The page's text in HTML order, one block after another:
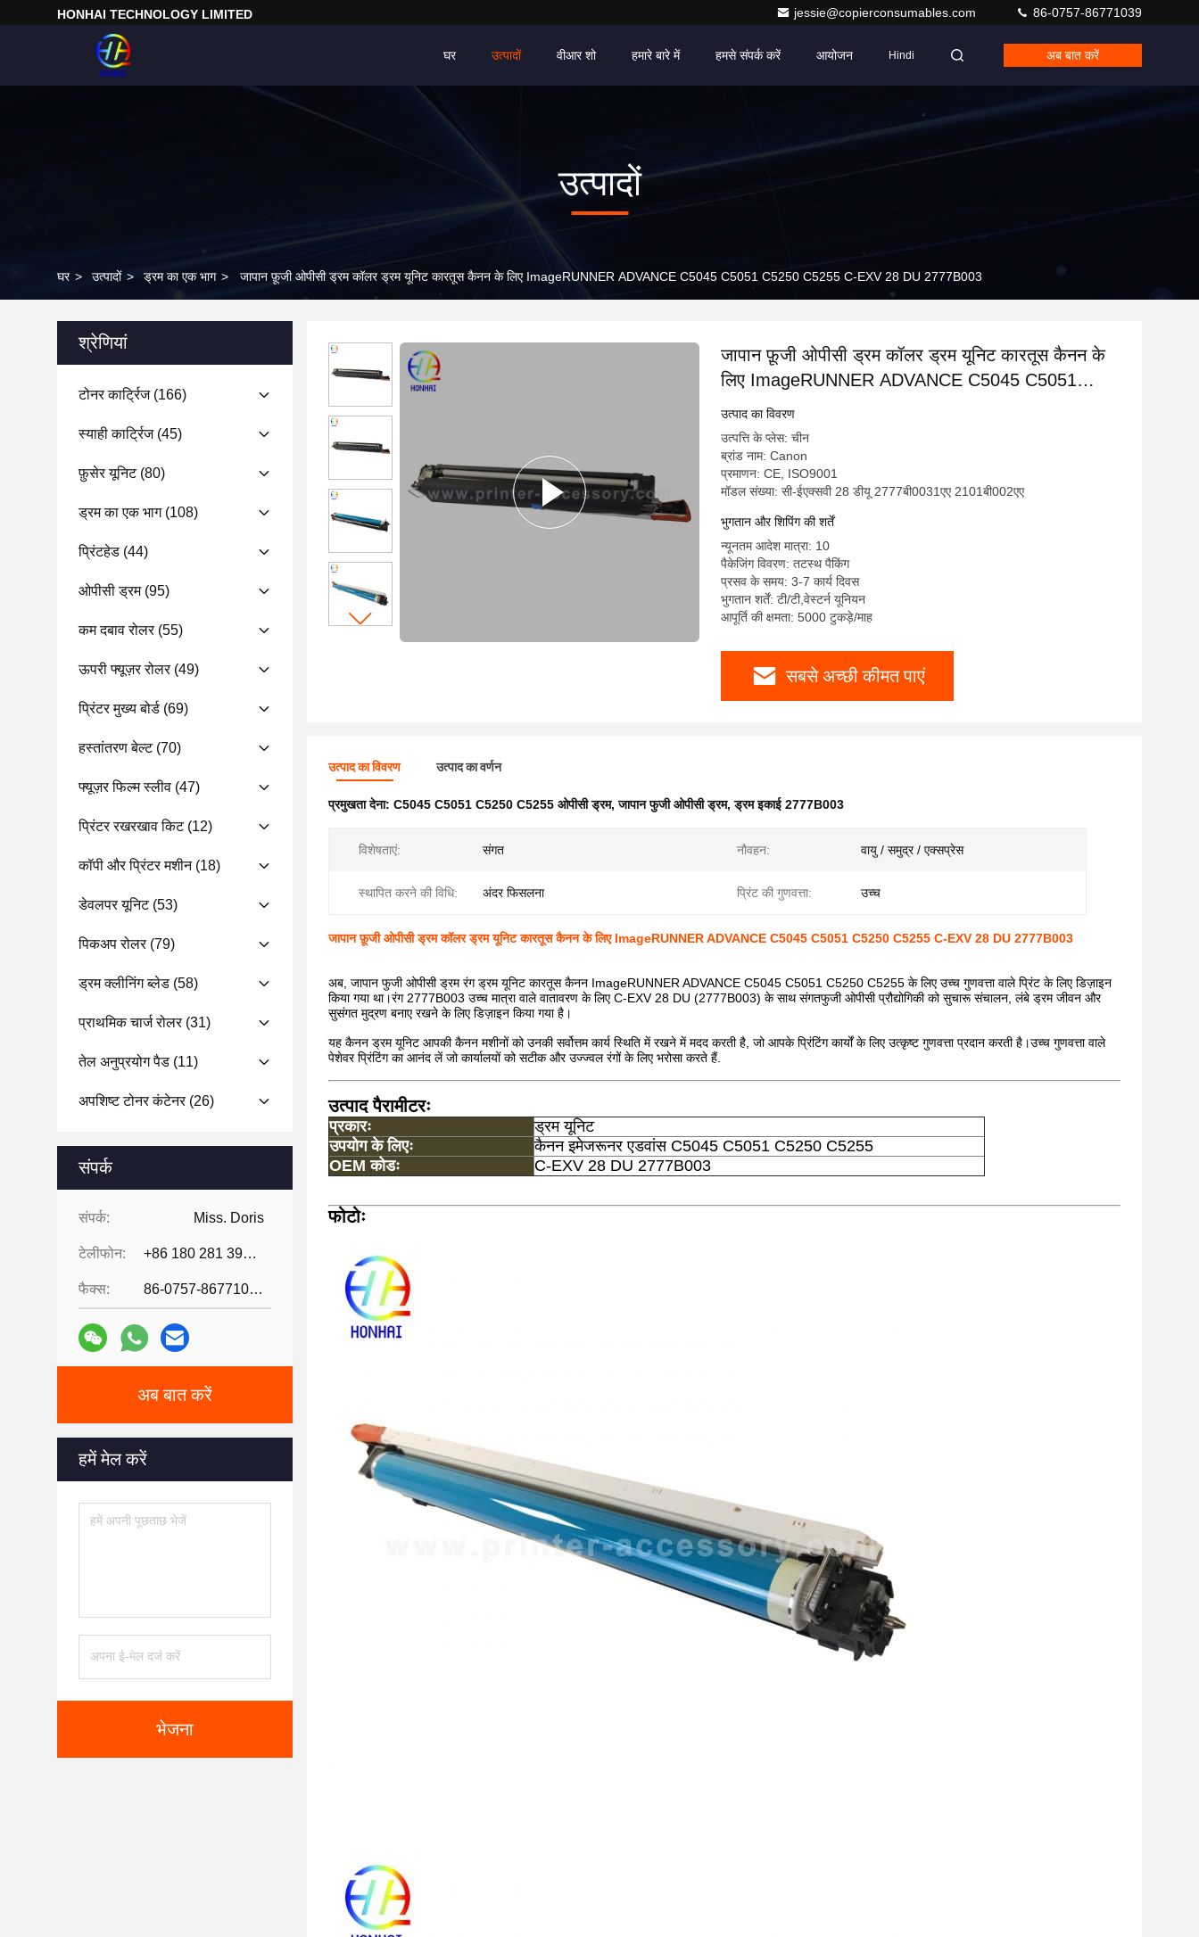
HONHAI TECHNOLOGY LIMITED jessie@copierconsumables.com 86-0757-86771039
घर उत्पादों वीआर शो हमारे बारे में हमसे संपर्क करें आयोजन Hindi अब बात करें
उत्पादों
घर > उत्पादों > ड्रम का एक भाग > जापान फ़ूजी ओपीसी ड्रम कॉलर ड्रम यूनिट कारतूस कैनन के लिए ImageRUNNER ADVANCE C5045 C5051 C5250 C5255 C-EXV 28 DU 2777B003
श्रेणियां
टोनर कार्ट्रिज(166)
स्याही कार्ट्रिज(45)
फ़ुसेर यूनिट(80)
ड्रम का एक भाग(108)
प्रिंटहेड (44)
ओपीसी ड्रम(95)
कम दबाव रोलर(55)
ऊपरी फ्यूज़र रोलर(49)
प्रिंटर मुख्य बोर्ड (69)
हस्तांतरण बेल्ट(70)
फ्यूज़र फिल्म स्लीव (47)
प्रिंटर रखरखाव किट(12)
कॉपी और प्रिंटर मशीन(18)
डेवलपर यूनिट(53)
पिकअप रोलर(79)
ड्रम क्लीनिंग ब्लेड (58)
प्राथमिक चार्ज रोलर(31)
तेल अनुप्रयोग पैड (11)
अपशिष्ट टोनर कंटेनर(26)
संपर्क
संपर्क: Miss. Doris
टेलीफोन: +86 180 281 39871
फैक्स: 86-0757-86771039
अब बात करें
हमें मेल करें
भेजना
जापान फ़ूजी ओपीसी ड्रम कॉलर ड्रम यूनिट कारतूस कैनन के
लिए ImageRUNNER ADVANCE C5045 C5051
C5250 C5255 C-EXV 28 DU 2777B003
उत्पाद का विवरण
उत्पत्ति के प्लेस: चीन
ब्रांड नाम: Canon
प्रमाणन: CE, ISO9001
मॉडल संख्या: सी-ईएक्सवी 28 डीयू 2777बी0031एए 2101बी002एए
भुगतान और शिपिंग की शर्तें
न्यूनतम आदेश मात्रा: 10
पैकेजिंग विवरण: तटस्थ पैकिंग
प्रसव के समय: 3-7 कार्य दिवस
भुगतान शर्तें: टी/टी,वेस्टर्न यूनियन
आपूर्ति की क्षमता: 5000 टुकड़े/माह
सबसे अच्छी कीमत पाएं
उत्पाद का विवरण उत्पाद का वर्णन
प्रमुखता देना: C5045 C5051 C5250 C5255 ओपीसी ड्रम,जापान फुजी ओपीसी ड्रम,ड्रम इकाई 2777B003
विशेषताएं: संगत नौवहन: वायु / समुद्र / एक्सप्रेस
स्थापित करने की विधि: अंदर फिसलना प्रिंट की गुणवत्ता: उच्च
जापान फ़ूजी ओपीसी ड्रम कॉलर ड्रम यूनिट कारतूस कैनन के लिए ImageRUNNER ADVANCE C5045 C5051 C5250 C5255 C-EXV 28 DU 2777B003
अब, जापान फुजी ओपीसी ड्रम रंग ड्रम यूनिट कारतूस कैनन ImageRUNNER ADVANCE C5045 C5051 C5250 C5255 के लिए उच्च गुणवत्ता वाले प्रिंट के लिए डिज़ाइन
किया गया था।रंग 2777B003 उच्च मात्रा वाले वातावरण के लिए C-EXV 28 DU (2777B003) के साथ संगतफुजी ओपीसी प्रौद्योगिकी को सुचारू संचालन, लंबे ड्रम जीवन और
सुसंगत मुद्रण बनाए रखने के लिए डिज़ाइन किया गया है।
यह कैनन ड्रम यूनिट आपकी कैनन मशीनों को उनकी सर्वोत्तम कार्य स्थिति में रखने में मदद करती है, जो आपके प्रिंटिंग कार्यों के लिए उत्कृष्ट गुणवत्ता प्रदान करती है।उच्च गुणवत्ता वाले
पेशेवर प्रिंटिंग का आनंद लें जो कार्यालयों को सटीक और उज्ज्वल रंगों के लिए भरोसा करते हैं.
उत्पाद पैरामीटरः
प्रकारः
ड्रम यूनिट
उपयोग के लिएः
कैनन इमेजरूनर एडवांस C5045 C5051 C5250 C5255
OEM कोडः
C-EXV 28 DU 2777B003
फोटोः